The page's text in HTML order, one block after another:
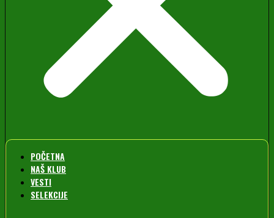
POČETNA
NAŠ KLUB
VESTI
SELEKCIJE